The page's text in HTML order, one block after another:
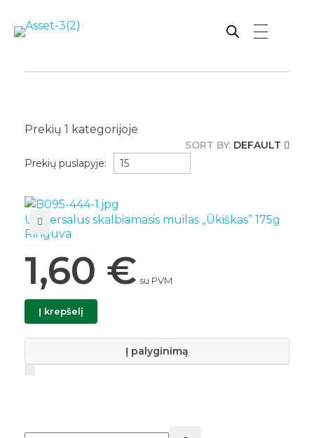
Prekių 1 kategorijoje
SORT BY: DEFAULT
Prekių puslapyje:
Universalus skalbiamasis muilas „Ūkiškas” 175g
Ringuva
1,60 € su PVM
Į krepšelį
Į palyginimą